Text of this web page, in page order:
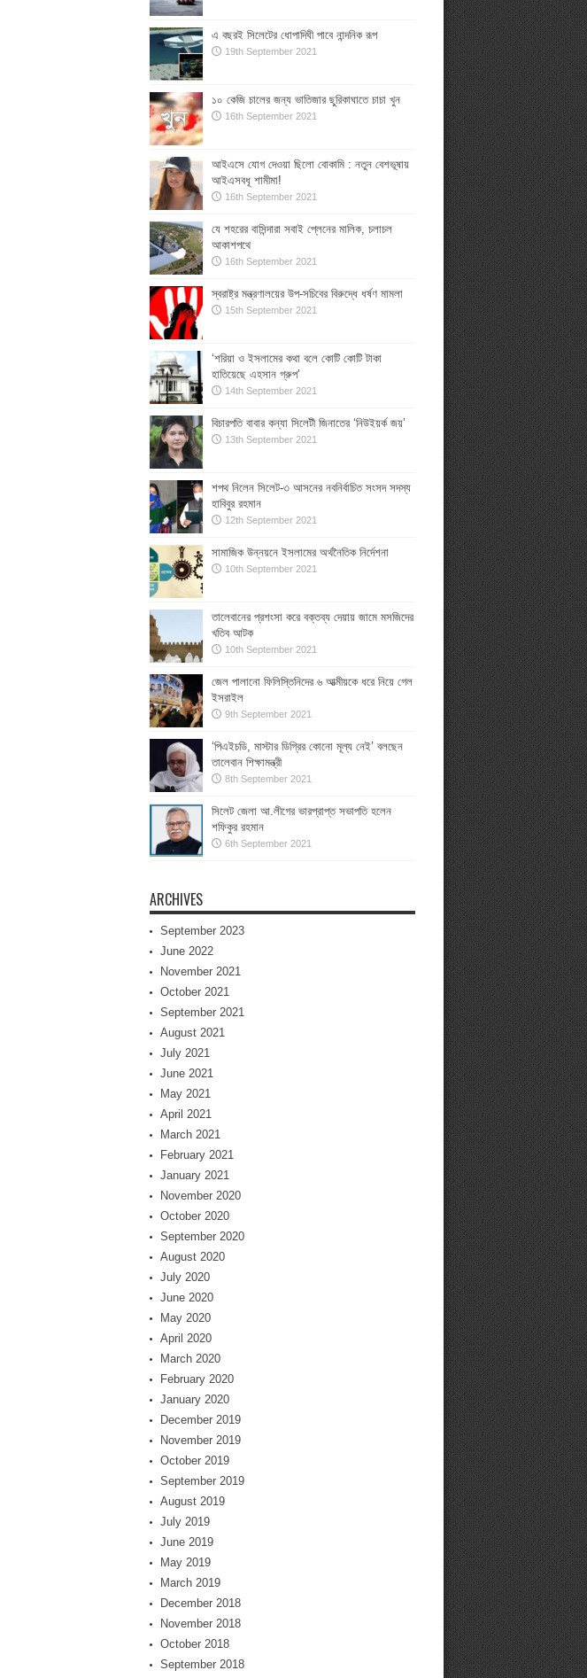
এ বছরই সিলেটের ধোপাদিঘী পাবে নান্দনিক রূপ
19th September 2021
১০ কেজি চালের জন্য ভাতিজার ছুরিকাঘাতে চাচা খুন
16th September 2021
আইএসে যোগ দেওয়া ছিলো বোকামি : নতুন বেশভূষায়
আইএসবধূ শামীমা!
16th September 2021
যে শহরের বাসিন্দারা সবাই প্লেনের মালিক, চলাচল
আকাশপথে
16th September 2021
স্বরাষ্ট্র মন্ত্রণালয়ের উপ-সচিবের বিরুদ্ধে ধর্ষণ মামলা
15th September 2021
‘শরিয়া ও ইসলামের কথা বলে কোটি কোটি টাকা
হাতিয়েছে এহসান গ্রুপ’
14th September 2021
বিচারপতি বাবার কন্যা সিলেটী জিনাতের ‘নিউইয়র্ক জয়’
13th September 2021
শপথ নিলেন সিলেট-৩ আসনের নবনির্বাচিত সংসদ সদস্য
হাবিবুর রহমান
12th September 2021
সামাজিক উন্নয়নে ইসলামের অর্থনৈতিক নির্দেশনা
10th September 2021
তালেবানের প্রশংসা করে বক্তব্য দেয়ায় জামে মসজিদের
খতিব আটক
10th September 2021
জেল পালানো ফিলিস্তিনিদের ৬ আত্মীয়কে ধরে নিয়ে গেল
ইসরাইল
9th September 2021
‘পিএইচডি, মাস্টার ডিগ্রির কোনো মূল্য নেই’ বলছেন
তালেবান শিক্ষামন্ত্রী
8th September 2021
সিলেট জেলা আ.লীগের ভারপ্রাপ্ত সভাপতি হলেন
শফিকুর রহমান
6th September 2021
ARCHIVES
September 2023
June 2022
November 2021
October 2021
September 2021
August 2021
July 2021
June 2021
May 2021
April 2021
March 2021
February 2021
January 2021
November 2020
October 2020
September 2020
August 2020
July 2020
June 2020
May 2020
April 2020
March 2020
February 2020
January 2020
December 2019
November 2019
October 2019
September 2019
August 2019
July 2019
June 2019
May 2019
March 2019
December 2018
November 2018
October 2018
September 2018